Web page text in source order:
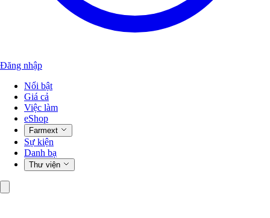
Đăng nhập
Nổi bật
Giá cả
Việc làm
eShop
Farmext
Sự kiện
Danh bạ
Thư viện